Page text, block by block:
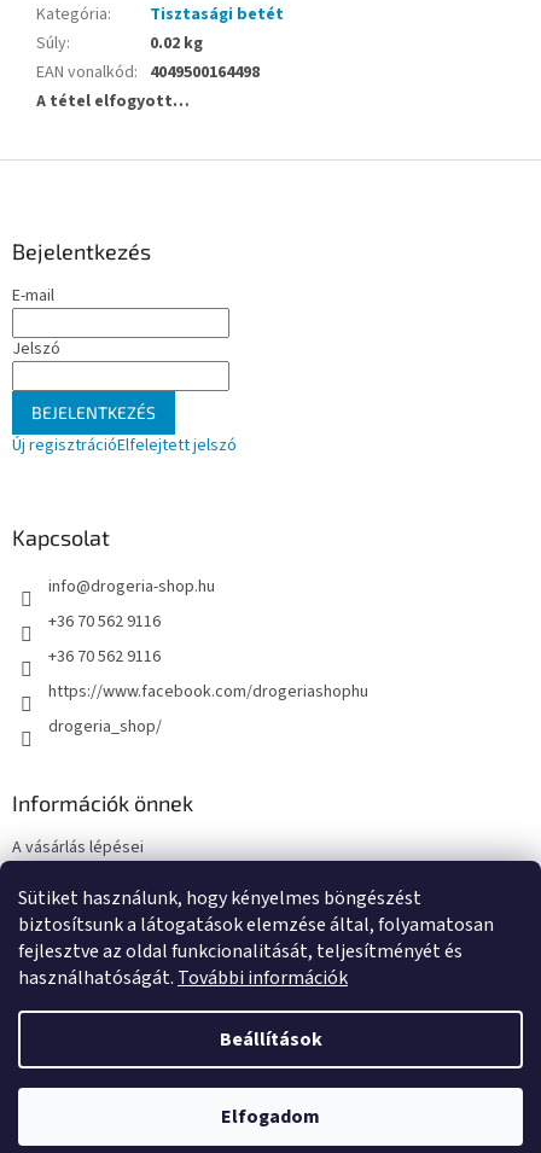
Sütiket használunk, hogy kényelmes böngészést
biztosítsunk a látogatások elemzése által, folyamatosan
fejlesztve az oldal funkcionalitását, teljesítményét és
használhatóságát. További információk
Beállítások
Elfogadom
Kategória:
Tisztasági betét
Súly:
0.02 kg
EAN vonalkód: 4049500164498
A tétel elfogyott…
Bejelentkezés
E-mail
Jelszó
BEJELENTKEZÉS
Új regisztrációElfelejtett jelszó
Kapcsolat
info@drogeria-shop.hu
+36 70 562 9116
+36 70 562 9116
https://www.facebook.com/drogeriashophu
drogeria_shop/
Információk önnek
A vásárlás lépései
Adatkezelési tájékoztató
Elérhetőségek
Shoptet készítette
Drogeria-Shop.hu. Minden jog fenntartva.